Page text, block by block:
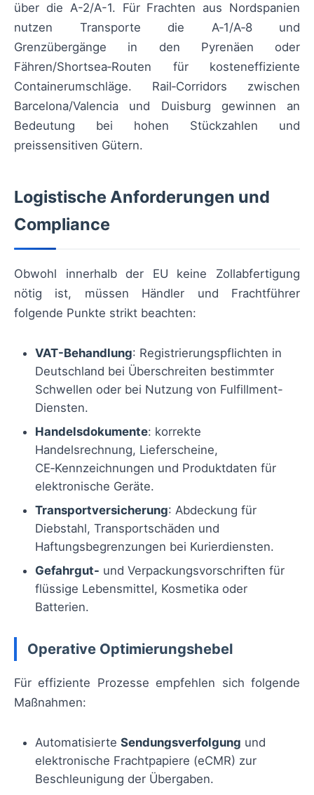
über die A-2/A-1. Für Frachten aus Nordspanien
nutzen Transporte die A‑1/A‑8 und
Grenzübergänge in den Pyrenäen oder
Fähren/Shortsea‑Routen für kosteneffiziente
Containerumschläge. Rail‑Corridors zwischen
Barcelona/Valencia und Duisburg gewinnen an
Bedeutung bei hohen Stückzahlen und
preissensitiven Gütern.
Logistische Anforderungen und
Compliance
Obwohl innerhalb der EU keine Zollabfertigung
nötig ist, müssen Händler und Frachtführer
folgende Punkte strikt beachten:
VAT-Behandlung: Registrierungspflichten in
Deutschland bei Überschreiten bestimmter
Schwellen oder bei Nutzung von Fulfillment-
Diensten.
Handelsdokumente: korrekte
Handelsrechnung, Lieferscheine,
CE‑Kennzeichnungen und Produktdaten für
elektronische Geräte.
Transportversicherung: Abdeckung für
Diebstahl, Transportschäden und
Haftungsbegrenzungen bei Kurierdiensten.
Gefahrgut- und Verpackungsvorschriften für
flüssige Lebensmittel, Kosmetika oder
Batterien.
Operative Optimierungshebel
Für effiziente Prozesse empfehlen sich folgende
Maßnahmen:
Automatisierte Sendungsverfolgung und
elektronische Frachtpapiere (eCMR) zur
Beschleunigung der Übergaben.